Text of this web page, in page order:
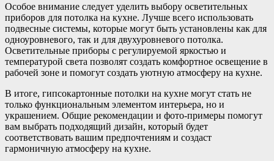
Особое внимание следует уделить выбору осветительных
приборов для потолка на кухне. Лучше всего использовать
подвесные системы, которые могут быть установлены как для
одноуровневого, так и для двухуровневого потолка.
Осветительные приборы с регулируемой яркостью и
температурой света позволят создать комфортное освещение в
рабочей зоне и помогут создать уютную атмосферу на кухне.
В итоге, гипсокартонные потолки на кухне могут стать не
только функциональным элементом интерьера, но и
украшением. Общие рекомендации и фото-примеры помогут
вам выбрать подходящий дизайн, который будет
соответствовать вашим предпочтениям и создаст
гармоничную атмосферу на кухне.